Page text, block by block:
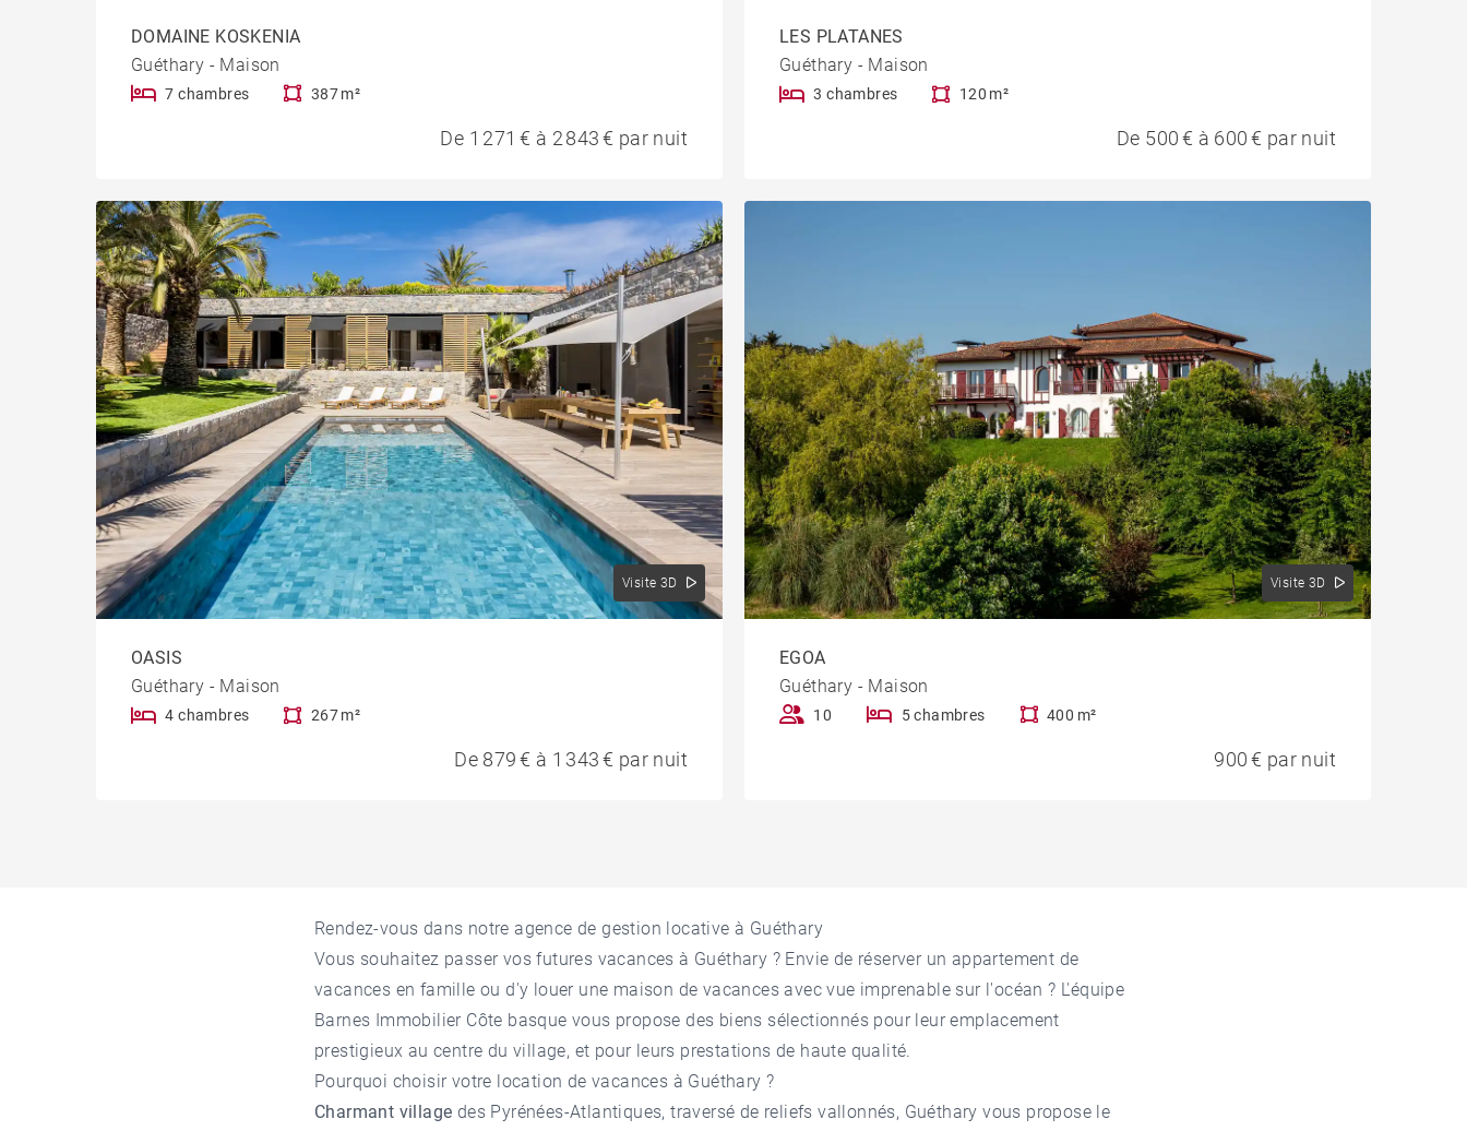
DOMAINE KOSKENIA
Guéthary - Maison
7 chambres 387 m²
De 1 271 € à 2 843 € par nuit
LES PLATANES
Guéthary - Maison
3 chambres 120 m²
De 500 € à 600 € par nuit
Visite 3D
OASIS
Guéthary - Maison
4 chambres 267 m²
De 879 € à 1 343 € par nuit
Visite 3D
EGOA
Guéthary - Maison
10 5 chambres 400 m²
900 € par nuit
Rendez-vous dans notre agence de gestion locative à Guéthary
Vous souhaitez passer vos futures vacances à Guéthary ? Envie de réserver un appartement de
vacances en famille ou d'y louer une maison de vacances avec vue imprenable sur l'océan ? L'équipe
Barnes Immobilier Côte basque vous propose des biens sélectionnés pour leur emplacement
prestigieux au centre du village, et pour leurs prestations de haute qualité.
Pourquoi choisir votre location de vacances à Guéthary ?
Charmant village des Pyrénées-Atlantiques, traversé de reliefs vallonnés, Guéthary vous propose le